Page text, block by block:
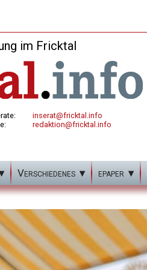
im Fricktal
inserat@fricktal.info
redaktion@fricktal.info
Verschiedenes epaper